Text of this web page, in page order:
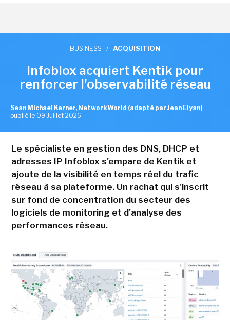
BUSINESS / ACQUISITION
Infoblox acquiert Kentik pour
renforcer l'observabilité réseau
Sean Michael Kerner, NetworkWorld (adapté par Jean Elyan) ,
publié le 09 Juillet 2026
Le spécialiste en gestion des DNS, DHCP et
adresses IP Infoblox s'empare de Kentik et
ajoute de la visibilité en temps réel du trafic
réseau à sa plateforme. Un rachat qui s'inscrit
sur fond de concentration du secteur des
logiciels de monitoring et d'analyse des
performances réseau.